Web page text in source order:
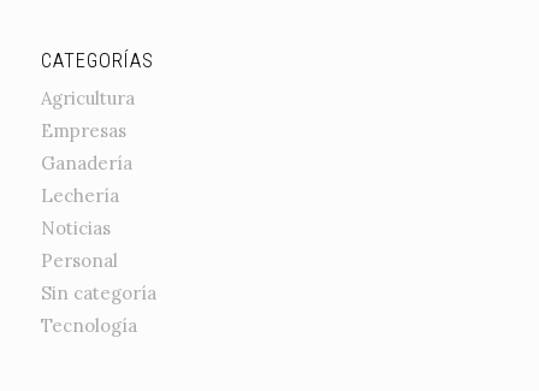
CATEGORÍAS
Agricultura
Empresas
Ganadería
Lechería
Noticias
Personal
Sin categoría
Tecnología